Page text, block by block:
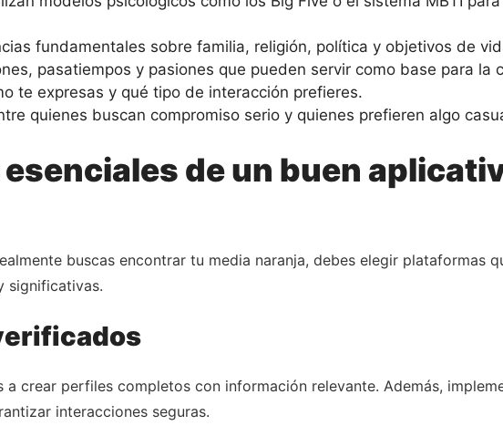
fundamentales sobre familia, religión, política y objetivos de
pasatiempos y pasiones que pueden servir como base para la
te expresas y qué tipo de interacción prefieres.
quienes buscan compromiso serio y quienes prefieren algo
de un buen
buscas encontrar tu media naranja, debes elegir plataformas
significativas.
crear perfiles completos con información relevante. Además,
interacciones seguras.